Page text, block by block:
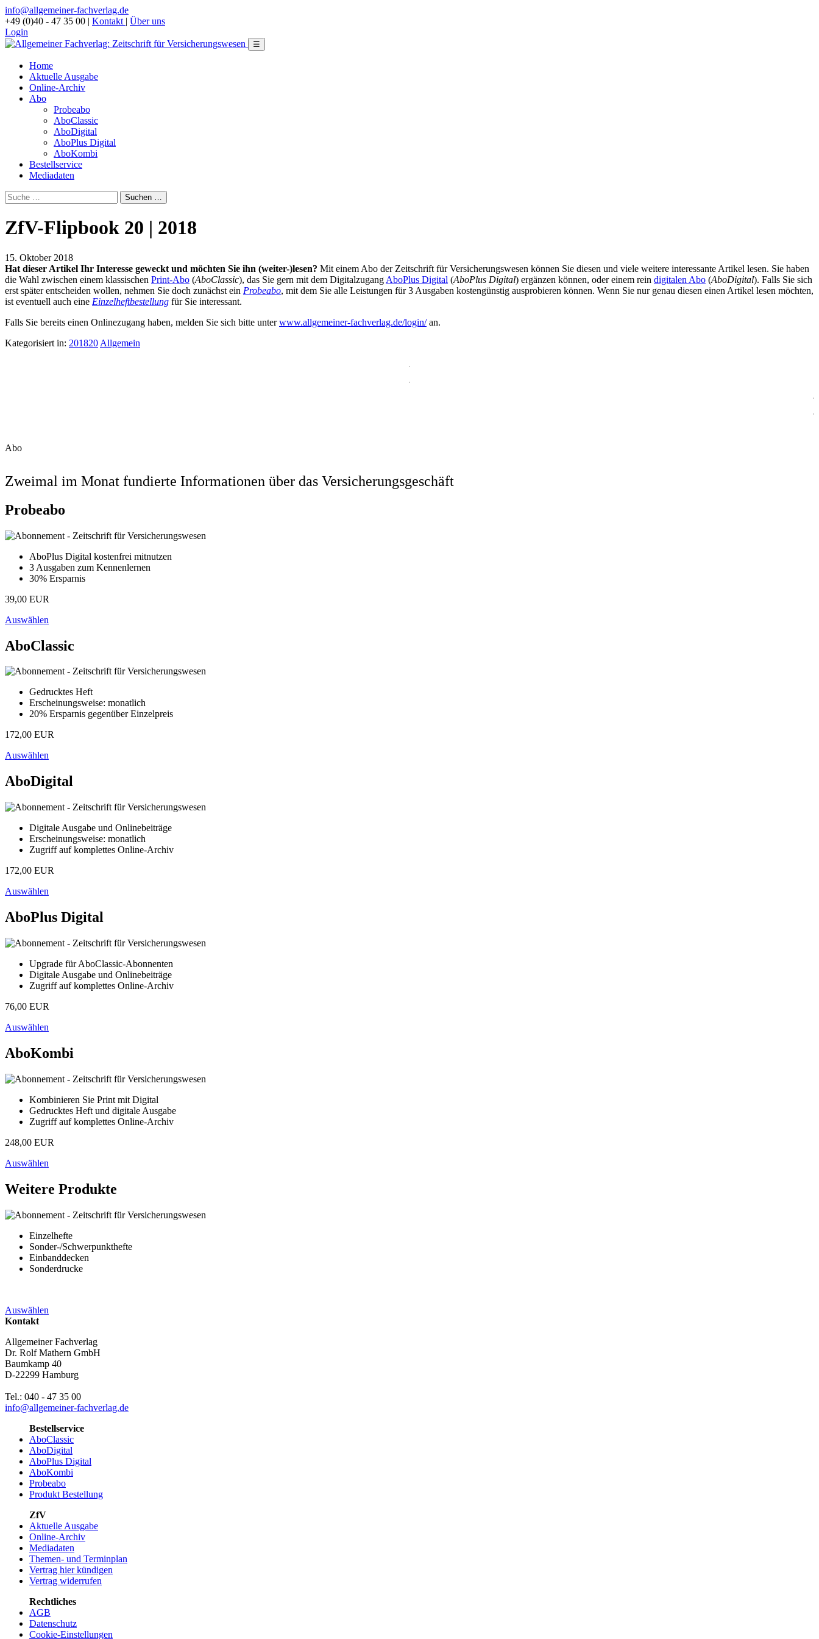
info@allgemeiner-fachverlag.de
+49 (0)40 - 47 35 00 | Kontakt | Über uns
Login
☰
Home
Aktuelle Ausgabe
Online-Archiv
Abo
Probeabo
AboClassic
AboDigital
AboPlus Digital
AboKombi
Bestellservice
Mediadaten
ZfV-Flipbook 20 | 2018
15. Oktober 2018
Hat dieser Artikel Ihr Interesse geweckt und möchten Sie ihn (weiter-)lesen? Mit einem Abo der Zeitschrift für Versicherungswesen können Sie diesen und viele weitere interessante Artikel lesen. Sie haben
die Wahl zwischen einem klassischen Print-Abo (AboClassic), das Sie gern mit dem Digitalzugang AboPlus Digital (AboPlus Digital) ergänzen können, oder einem rein digitalen Abo (AboDigital). Falls Sie sich
erst später entscheiden wollen, nehmen Sie doch zunächst ein Probeabo, mit dem Sie alle Leistungen für 3 Ausgaben kostengünstig ausprobieren können. Wenn Sie nur genau diesen einen Artikel lesen möchten,
ist eventuell auch eine Einzelheftbestellung für Sie interessant.
Falls Sie bereits einen Onlinezugang haben, melden Sie sich bitte unterwww.allgemeiner-fachverlag.de/login/an.
Kategorisiert in: 201820 Allgemein
Abo
Zweimal im Monat fundierte Informationen über das Versicherungsgeschäft
Probeabo
AboPlus Digital kostenfrei mitnutzen
3 Ausgaben zum Kennenlernen
30% Ersparnis
39,00 EUR
Auswählen
AboClassic
Gedrucktes Heft
Erscheinungsweise: monatlich
20% Ersparnis gegenüber Einzelpreis
172,00 EUR
Auswählen
AboDigital
Digitale Ausgabe und Onlinebeiträge
Erscheinungsweise: monatlich
Zugriff auf komplettes Online-Archiv
172,00 EUR
Auswählen
AboPlus Digital
Upgrade für AboClassic-Abonnenten
Digitale Ausgabe und Onlinebeiträge
Zugriff auf komplettes Online-Archiv
76,00 EUR
Auswählen
AboKombi
Kombinieren Sie Print mit Digital
Gedrucktes Heft und digitale Ausgabe
Zugriff auf komplettes Online-Archiv
248,00 EUR
Auswählen
Weitere Produkte
Einzelhefte
Sonder-/Schwerpunkthefte
Einbanddecken
Sonderdrucke
Auswählen
Kontakt
Allgemeiner Fachverlag
Dr. Rolf Mathern GmbH
Baumkamp 40
D-22299 Hamburg
Tel.: 040 - 47 35 00
info@allgemeiner-fachverlag.de
Bestellservice
AboClassic
AboDigital
AboPlus Digital
AboKombi
Probeabo
Produkt Bestellung
ZfV
Aktuelle Ausgabe
Online-Archiv
Mediadaten
Themen- und Terminplan
Vertrag hier kündigen
Vertrag widerrufen
Rechtliches
AGB
Datenschutz
Cookie-Einstellungen